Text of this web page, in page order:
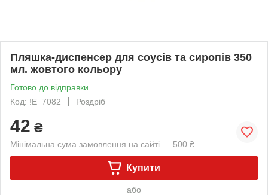
Пляшка-диспенсер для соусів та сиропів 350
мл. жовтого кольору
Готово до відправки
Код: !Е_7082
Роздріб
42 ₴
Мінімальна сума замовлення на сайті — 500 ₴
Купити
або